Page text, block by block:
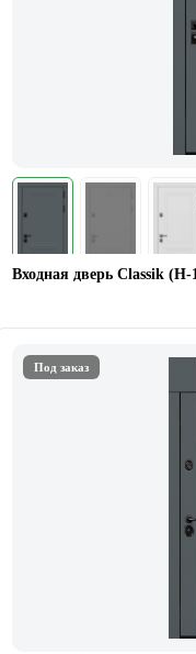
Входная дверь Classik (Н-
Под заказ